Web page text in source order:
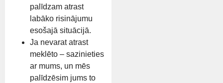
palīdzam atrast
labāko risinājumu
esošajā situācijā.
Ja nevarat atrast
meklēto – sazinieties
ar mums, un mēs
palīdzēsim jums to